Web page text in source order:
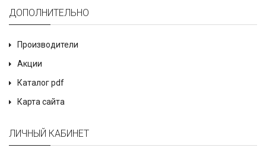
ДОПОЛНИТЕЛЬНО
Производители
Акции
Каталог pdf
Карта сайта
ЛИЧНЫЙ КАБИНЕТ